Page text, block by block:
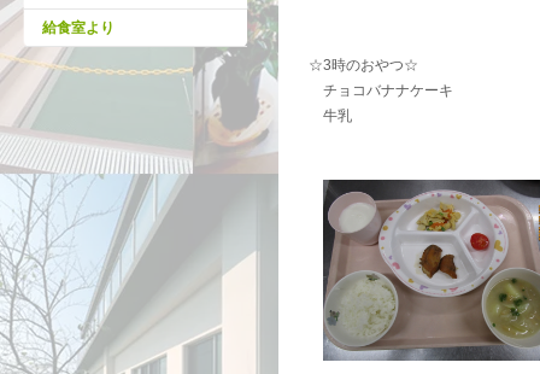
給食室より
☆3時のおやつ☆
チョコバナナケーキ
牛乳